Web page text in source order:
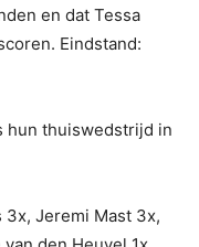
en dat Tessa
Eindstand:
hun thuiswedstrijd in
3x, Jeremi Mast 3x,